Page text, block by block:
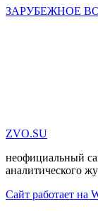
ЗАРУБЕЖНОЕ
ZVO.SU
неофициальный
аналитического
Сайт работает на